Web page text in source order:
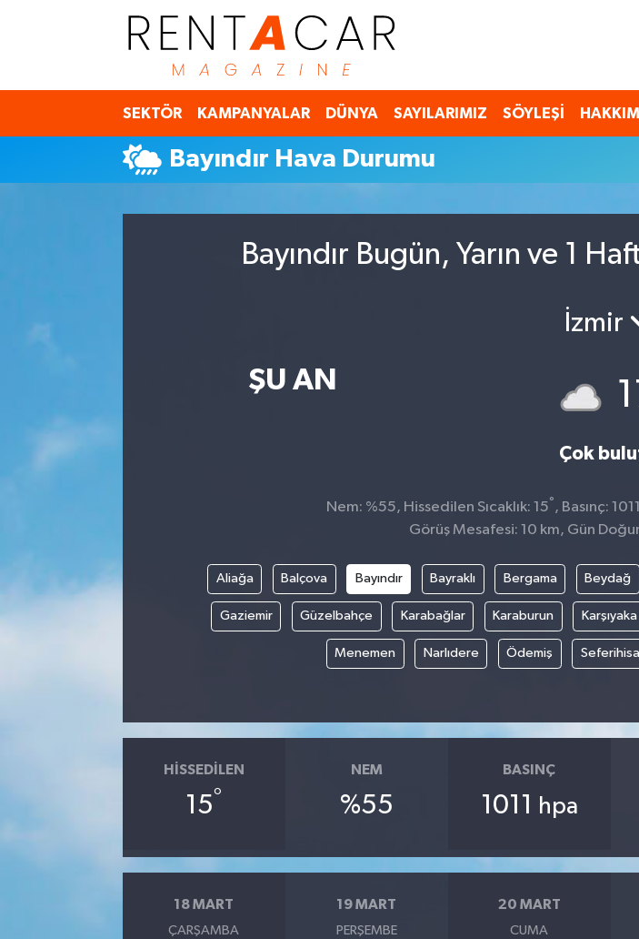
SEKTÖR KAMPANYALAR DÜNYA SAYILARIMIZ SÖYLEŞİ
Bayındır Hava Durumu
Bayındır Bugün, Yarın ve 1
ŞU AN
İzmir
Çok
Nem: %55, Hissedilen Sıcaklık: 15° , Basınç:
Görüş Mesafesi: 10 km, Gün
Aliağa Balçova Bayındır Bayraklı Bergama Beydağ
Gaziemir Güzelbahçe Karabağlar Karaburun Karşıyaka
Menemen Narlıdere Ödemiş
HISSEDILEN
15°
NEM
%55
BASINÇ
1011 hpa
18 MART
ÇARŞAMBA
19 MART
PERŞEMBE
20 MART
CUMA
İstanbul Nöbetçi Eczaneler
İstanbul Hava Durumu
İstanbul Namaz Vakitleri
Süper Lig Puan Durumu ve Fikstür